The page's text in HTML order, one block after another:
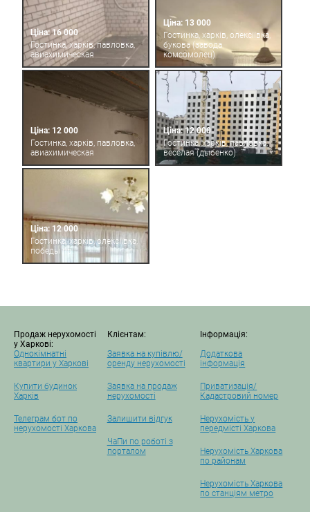
Ціна: 16 000
Гостинка, харків, павловка,
авиахимическая
Ціна: 13 000
Гостинка, харків, олексіївка,
букова (завода
комсомолец)
Ціна: 12 000
Гостинка, харків, павловка,
авиахимическая
Ціна: 12 000
Гостинка, харків, павловка,
веселая (дыбенко)
Ціна: 12 000
Гостинка, харків, олексіївка,
победы пр.
Продаж нерухомості
у Харкові:
Однокімнатні
квартири у Харкові
Купити будинок
Харків
Телеграм бот по
нерухомості Харкова
Клієнтам:
Заявка на купівлю/
оренду нерухомості
Заявка на продаж
нерухомості
Залишити відгук
ЧаПи по роботі з
порталом
Інформація:
Додаткова
інформація
Приватизація/
Кадастровий номер
Нерухомість у
передмісті Харкова
Нерухомість Харкова
по районам
Нерухомість Харкова
по станціям метро